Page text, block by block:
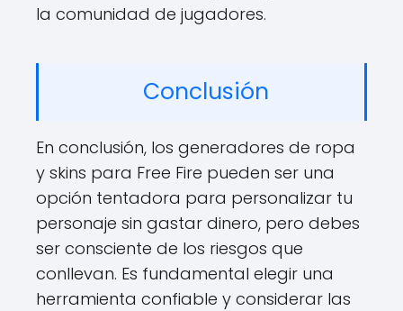
la comunidad de jugadores.
Conclusión
En conclusión, los generadores de ropa
y skins para Free Fire pueden ser una
opción tentadora para personalizar tu
personaje sin gastar dinero, pero debes
ser consciente de los riesgos que
conllevan. Es fundamental elegir una
herramienta confiable y considerar las